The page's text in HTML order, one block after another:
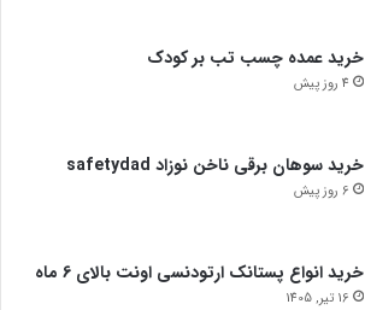
خرید عمده چسب تب بر کودک
4 روز پیش
خرید سوهان برقی ناخن نوزاد safetydad
6 روز پیش
خرید انواع پستانک ارتودنسی اونت بالای 6 ماه
16 تیر, 1405